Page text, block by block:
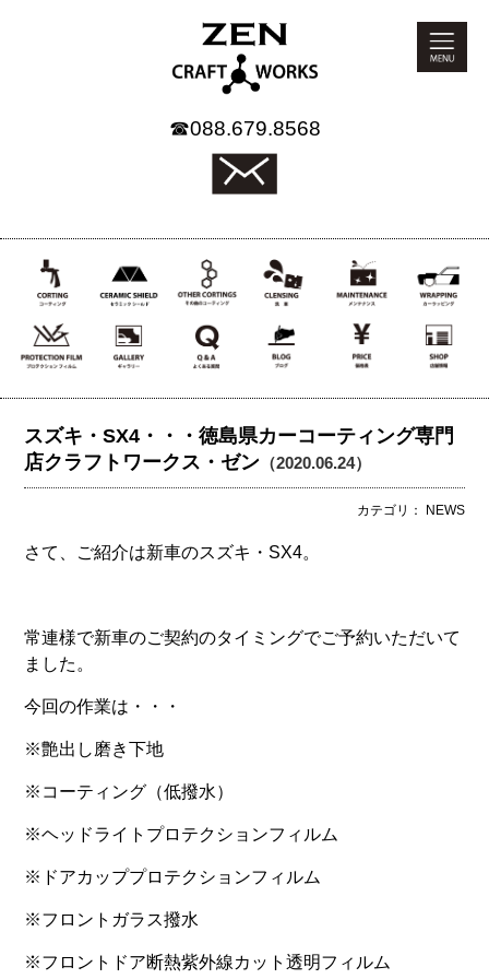
☎088.679.8568
スズキ・SX4・・・徳島県カーコーティング専門
店クラフトワークス・ゼン （2020.06.24）
カテゴリ： NEWS
さて、ご紹介は新車のスズキ・SX4。
常連様で新車のご契約のタイミングでご予約いただいて
ました。
今回の作業は・・・
※艶出し磨き下地
※コーティング（低撥水）
※ヘッドライトプロテクションフィルム
※ドアカッププロテクションフィルム
※フロントガラス撥水
※フロントドア断熱紫外線カット透明フィルム